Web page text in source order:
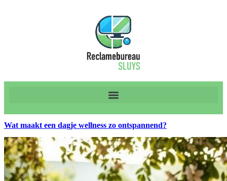
Wat maakt een dagje wellness zo ontspannend?